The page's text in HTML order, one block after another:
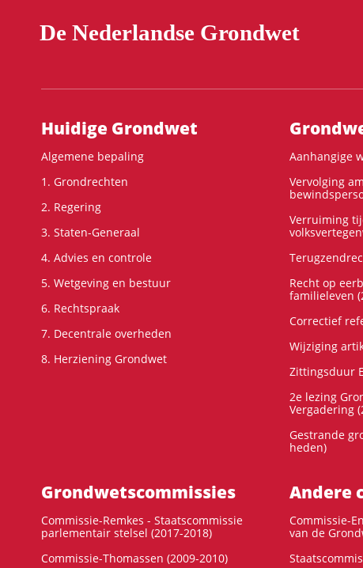
De Nederlandse Grondwet
Hoofdnavigatie
Huidige Grondwet
Algemene bepaling
1. Grondrechten
2. Regering
3. Staten-Generaal
4. Advies en controle
5. Wetgeving en bestuur
6. Rechtspraak
7. Decentrale overheden
8. Herziening Grondwet
Aanhangige
Vervolging
Verruiming
Recht op
familieleven
Correctief
Wijziging
Zittingsduur
2e lezing
Vergadering
Gestrande
heden)
Grondwets­commissies
Commissie-Remkes - Staatscommissie
parlementair stelsel (2017-2018)
Commissie-Thomassen (2009-2010)
Andere
Commissie-
van de